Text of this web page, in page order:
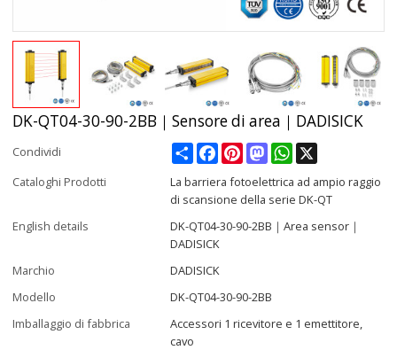
DK-QT04-30-90-2BB｜Sensore di area｜DADISICK
Condividi ShareFacebookPinterestMastodonWhatsApp
Cataloghi Prodotti
La barriera fotoelettrica ad ampio raggio
di scansione della serie DK-QT
English details
DK-QT04-30-90-2BB｜Area sensor｜
DADISICK
Marchio
DADISICK
Modello
DK-QT04-30-90-2BB
Imballaggio di fabbrica
Accessori 1 ricevitore e 1 emettitore,
cavo